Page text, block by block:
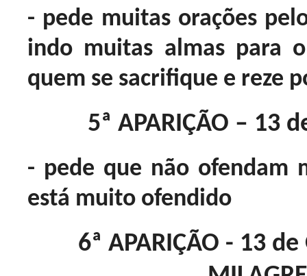
- pede muitas orações
indo muitas almas para
quem se sacrifique e reze
5ª APARIÇÃO – 13
- pede que não ofendam
está muito ofendido
6ª APARIÇÃO - 13